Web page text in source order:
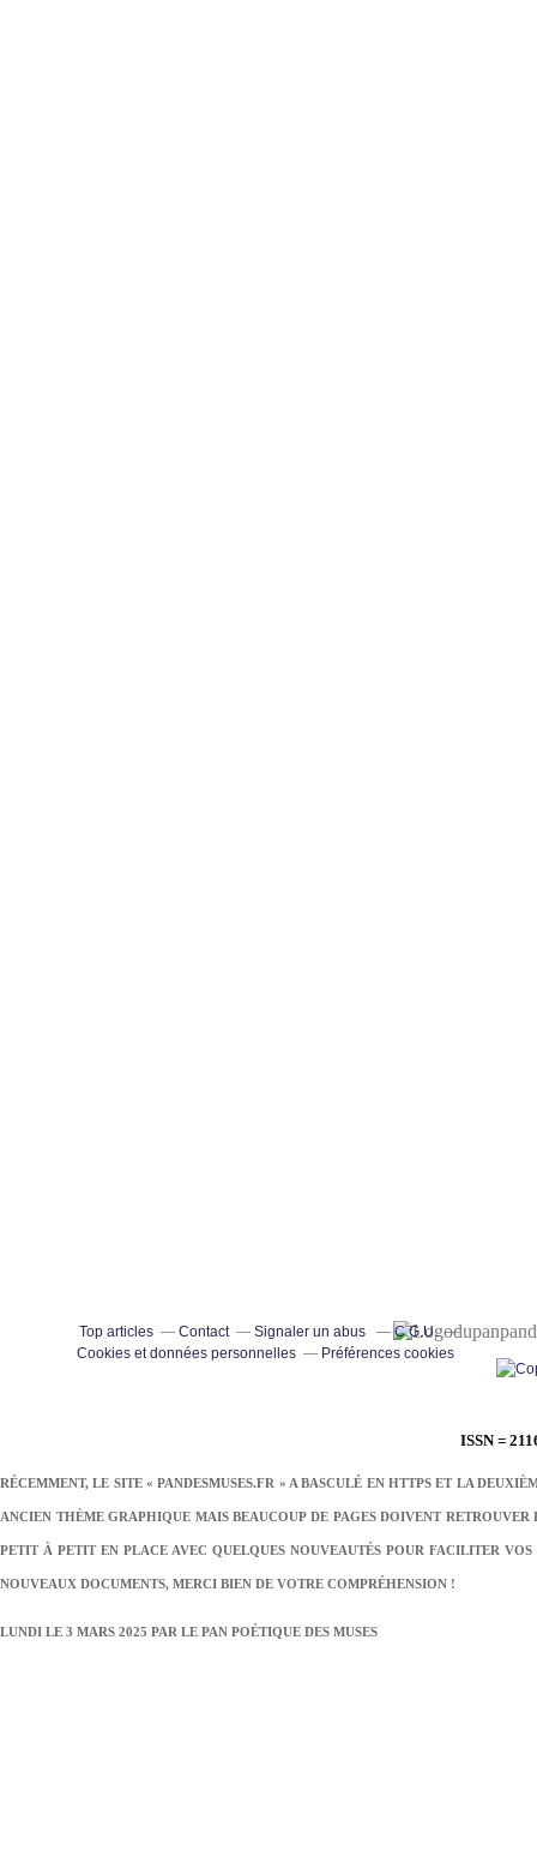
ISSN =
RÉCEMMENT, LE SITE « PANDESMUSES.FR » A BASCULÉ EN HTTPS ET LA
ANCIEN THÈME GRAPHIQUE MAIS BEAUCOUP DE PAGES DOIVENT
PETIT À PETIT EN PLACE AVEC QUELQUES NOUVEAUTÉS POUR FACILITER
NOUVEAUX DOCUMENTS, MERCI BIEN DE VOTRE COMPRÉHENSION !
LUNDI LE 3 MARS 2025 PAR LE PAN POÉTIQUE DES MUSES
Top articles Contact Signaler un abus
C.G.U.
Cookies et données personnelles
Préférences cookies